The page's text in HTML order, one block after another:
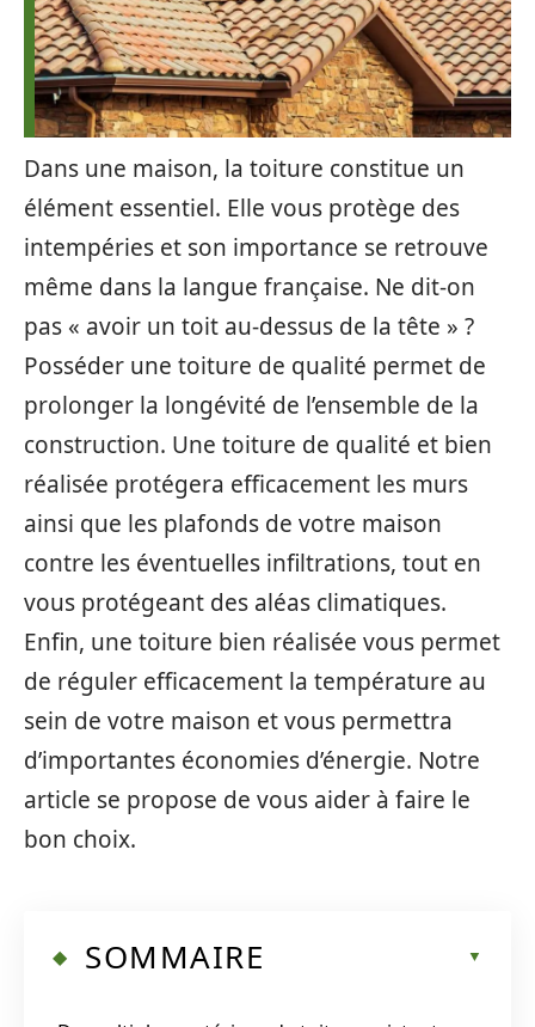
Dans une maison, la toiture constitue un
élément essentiel. Elle vous protège des
intempéries et son importance se retrouve
même dans la langue française. Ne dit-on
pas « avoir un toit au-dessus de la tête » ?
Posséder une toiture de qualité permet de
prolonger la longévité de l’ensemble de la
construction. Une toiture de qualité et bien
réalisée protégera efficacement les murs
ainsi que les plafonds de votre maison
contre les éventuelles infiltrations, tout en
vous protégeant des aléas climatiques.
Enfin, une toiture bien réalisée vous permet
de réguler efficacement la température au
sein de votre maison et vous permettra
d’importantes économies d’énergie. Notre
article se propose de vous aider à faire le
bon choix.
SOMMAIRE